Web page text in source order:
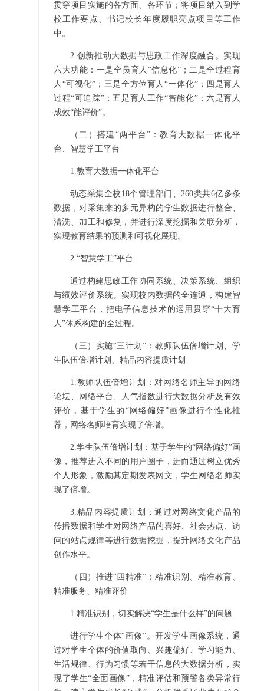
贯穿项目实施的各方面、各环节；将项目纳入到学
校工作要点、书记校长年度履职亮点项目等工作
中。
2.创新推动大数据与思政工作深度融合。实现
六大功能：一是全员育人“信息化”；二是全过程育
人“可视化”；三是全方位育人“一体化”；四是育人
过程“可追踪”；五是育人工作“智能化”；六是育人
成效“能评价”。
（二）搭建“两平台”：教育大数据一体化平
台、智慧学工平台
1.教育大数据一体化平台
动态采集全校18个管理部门、260类共6亿多条
数据，对采集来的多元异构的学生数据进行整合、
清洗、加工和修复，并进行深度挖掘和关联分析，
实现教育结果的预测和可视化展现。
2.“智慧学工”平台
通过构建思政工作协同系统、决策系统、组织
与绩效评价系统。实现校内数据的全连通，构建智
慧学工平台，把电子信息技术的运用贯穿“十大育
人”体系构建的全过程。
（三）实施“三计划”：教师队伍倍增计划、学
生队伍倍增计划、精品内容提质计划
1.教师队伍倍增计划：对网络名师主导的网络
论坛、网络平台、人气指数进行大数据分析及有效
评价，基于学生的“网络偏好”画像进行个性化推
荐，网络名师培育实现了倍增。
2.学生队伍倍增计划：基于学生的“网络偏好”画
像，推荐进入不同的用户圈子，进而通过树立优秀
个人形象，激励其定期发表网文，学生网络名师实
现了倍增。
3.精品内容提质计划：通过对网络文化产品的
传播数据和学生对网络产品的喜好、社会热点、访
问的站点规律等进行数据挖掘，提升网络文化产品
创作水平。
（四）推进“四精准”：精准识别、精准教育、
精准服务、精准评价
1.精准识别，切实解决“学生是什么样”的问题
进行学生个体“画像”。开发学生画像系统，通
过对学生个体的价值取向、兴趣偏好、学习能力、
生活规律、行为习惯等若干信息的大数据分析，实
现了学生“全面画像”，精准评估和预警各类异常行